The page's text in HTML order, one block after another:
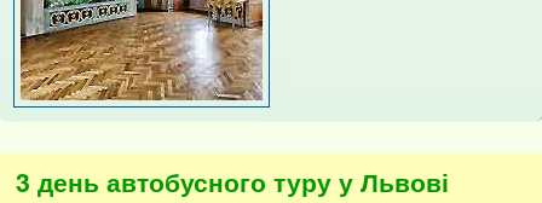
3 день автобусного туру у Львові